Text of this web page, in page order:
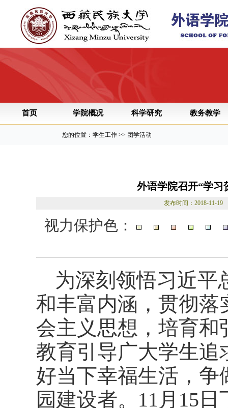
首页 学院概况 科学研究 教务教学
您的位置：学生工作 >> 团学活动
外语学院召开“学习
发布时间：2018-11-
视力保护色：
为深刻领悟习近平
和丰富内涵，贯彻落
会主义思想，培育
教育引导广大学生追
好当下幸福生活，
园建设者。 11月 15